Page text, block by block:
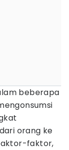
beberapa
orang ke
faktor,